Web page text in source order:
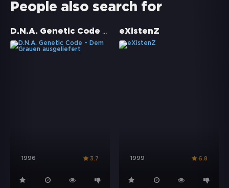
People also search for
D.N.A. Genetic Code - Dem Grauen ausgeliefert
1996 3.7
eXistenZ
1999 6.8